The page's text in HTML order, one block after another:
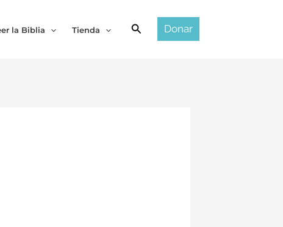
la Biblia Tienda BuscarDonar